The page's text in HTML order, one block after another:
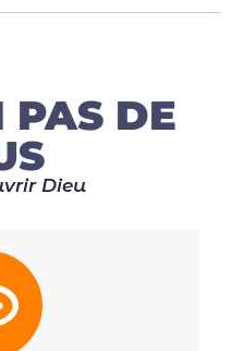
PAS DE
Dieu